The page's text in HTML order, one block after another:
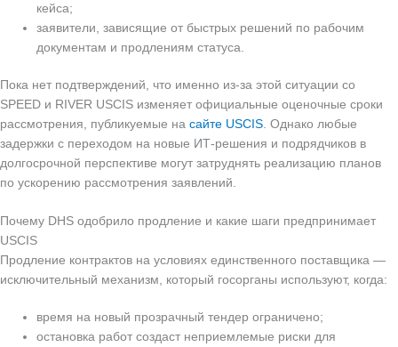
кейса;
заявители, зависящие от быстрых решений по рабочим
документам и продлениям статуса.
Пока нет подтверждений, что именно из‑за этой ситуации со
SPEED и RIVER USCIS изменяет официальные оценочные сроки
рассмотрения, публикуемые на сайте USCIS. Однако любые
задержки с переходом на новые ИТ‑решения и подрядчиков в
долгосрочной перспективе могут затруднять реализацию планов
по ускорению рассмотрения заявлений.
Почему DHS одобрило продление и какие шаги предпринимает
USCIS
Продление контрактов на условиях единственного поставщика —
исключительный механизм, который госорганы используют, когда:
время на новый прозрачный тендер ограничено;
остановка работ создаст неприемлемые риски для